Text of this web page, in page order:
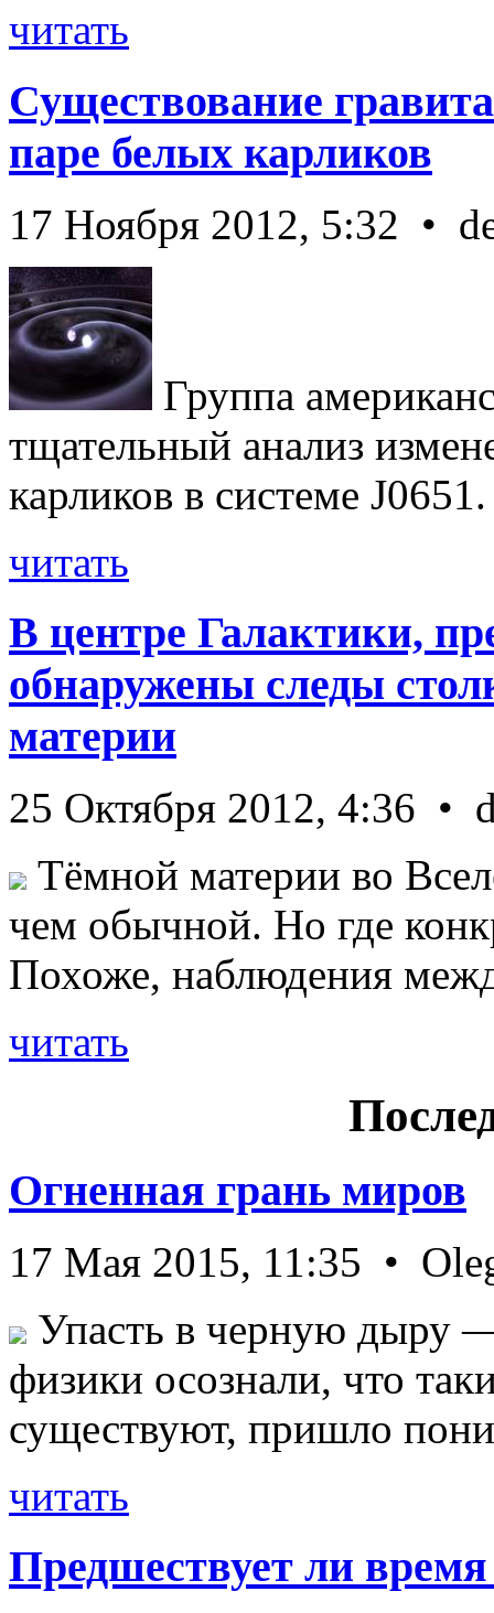
читать
Существование
паре белых карликов
17 Ноября 2012, 5:32 •
Группа
тщательный анализ
карликов в системе
читать
В центре Галактики,
обнаружены следы
материи
25 Октября 2012, 4:36 •
Тёмной материи во
чем обычной. Но где
Похоже, наблюдения
читать
Огненная грань миров
17 Мая 2015, 11:35 •
Упасть в черную дыру
физики осознали, что
существуют, пришло
читать
Предшествует ли